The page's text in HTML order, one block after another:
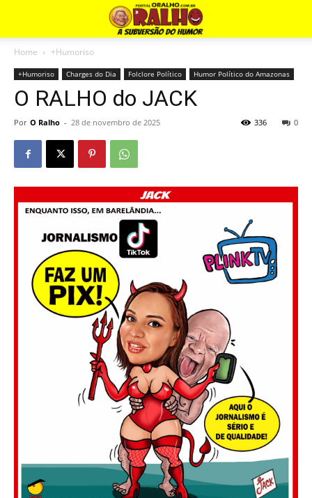
Home +Humoriso
+Humoriso Charges do Dia Folclore Político Humor Político do Amazonas
O RALHO do JACK
Por O Ralho - 28 de novembro de 2025 0
336